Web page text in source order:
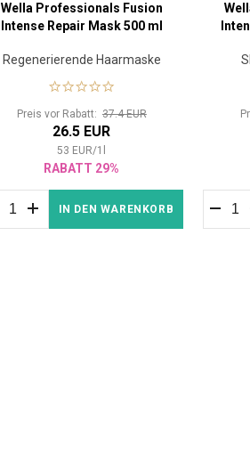
Wella Professionals Fusion
Intense Repair Mask 500 ml
Regenerierende Haarmaske
Preis vor Rabatt: 37.4 EUR
26.5 EUR
53 EUR/1
RABATT 29%
IN DEN WARENKORB